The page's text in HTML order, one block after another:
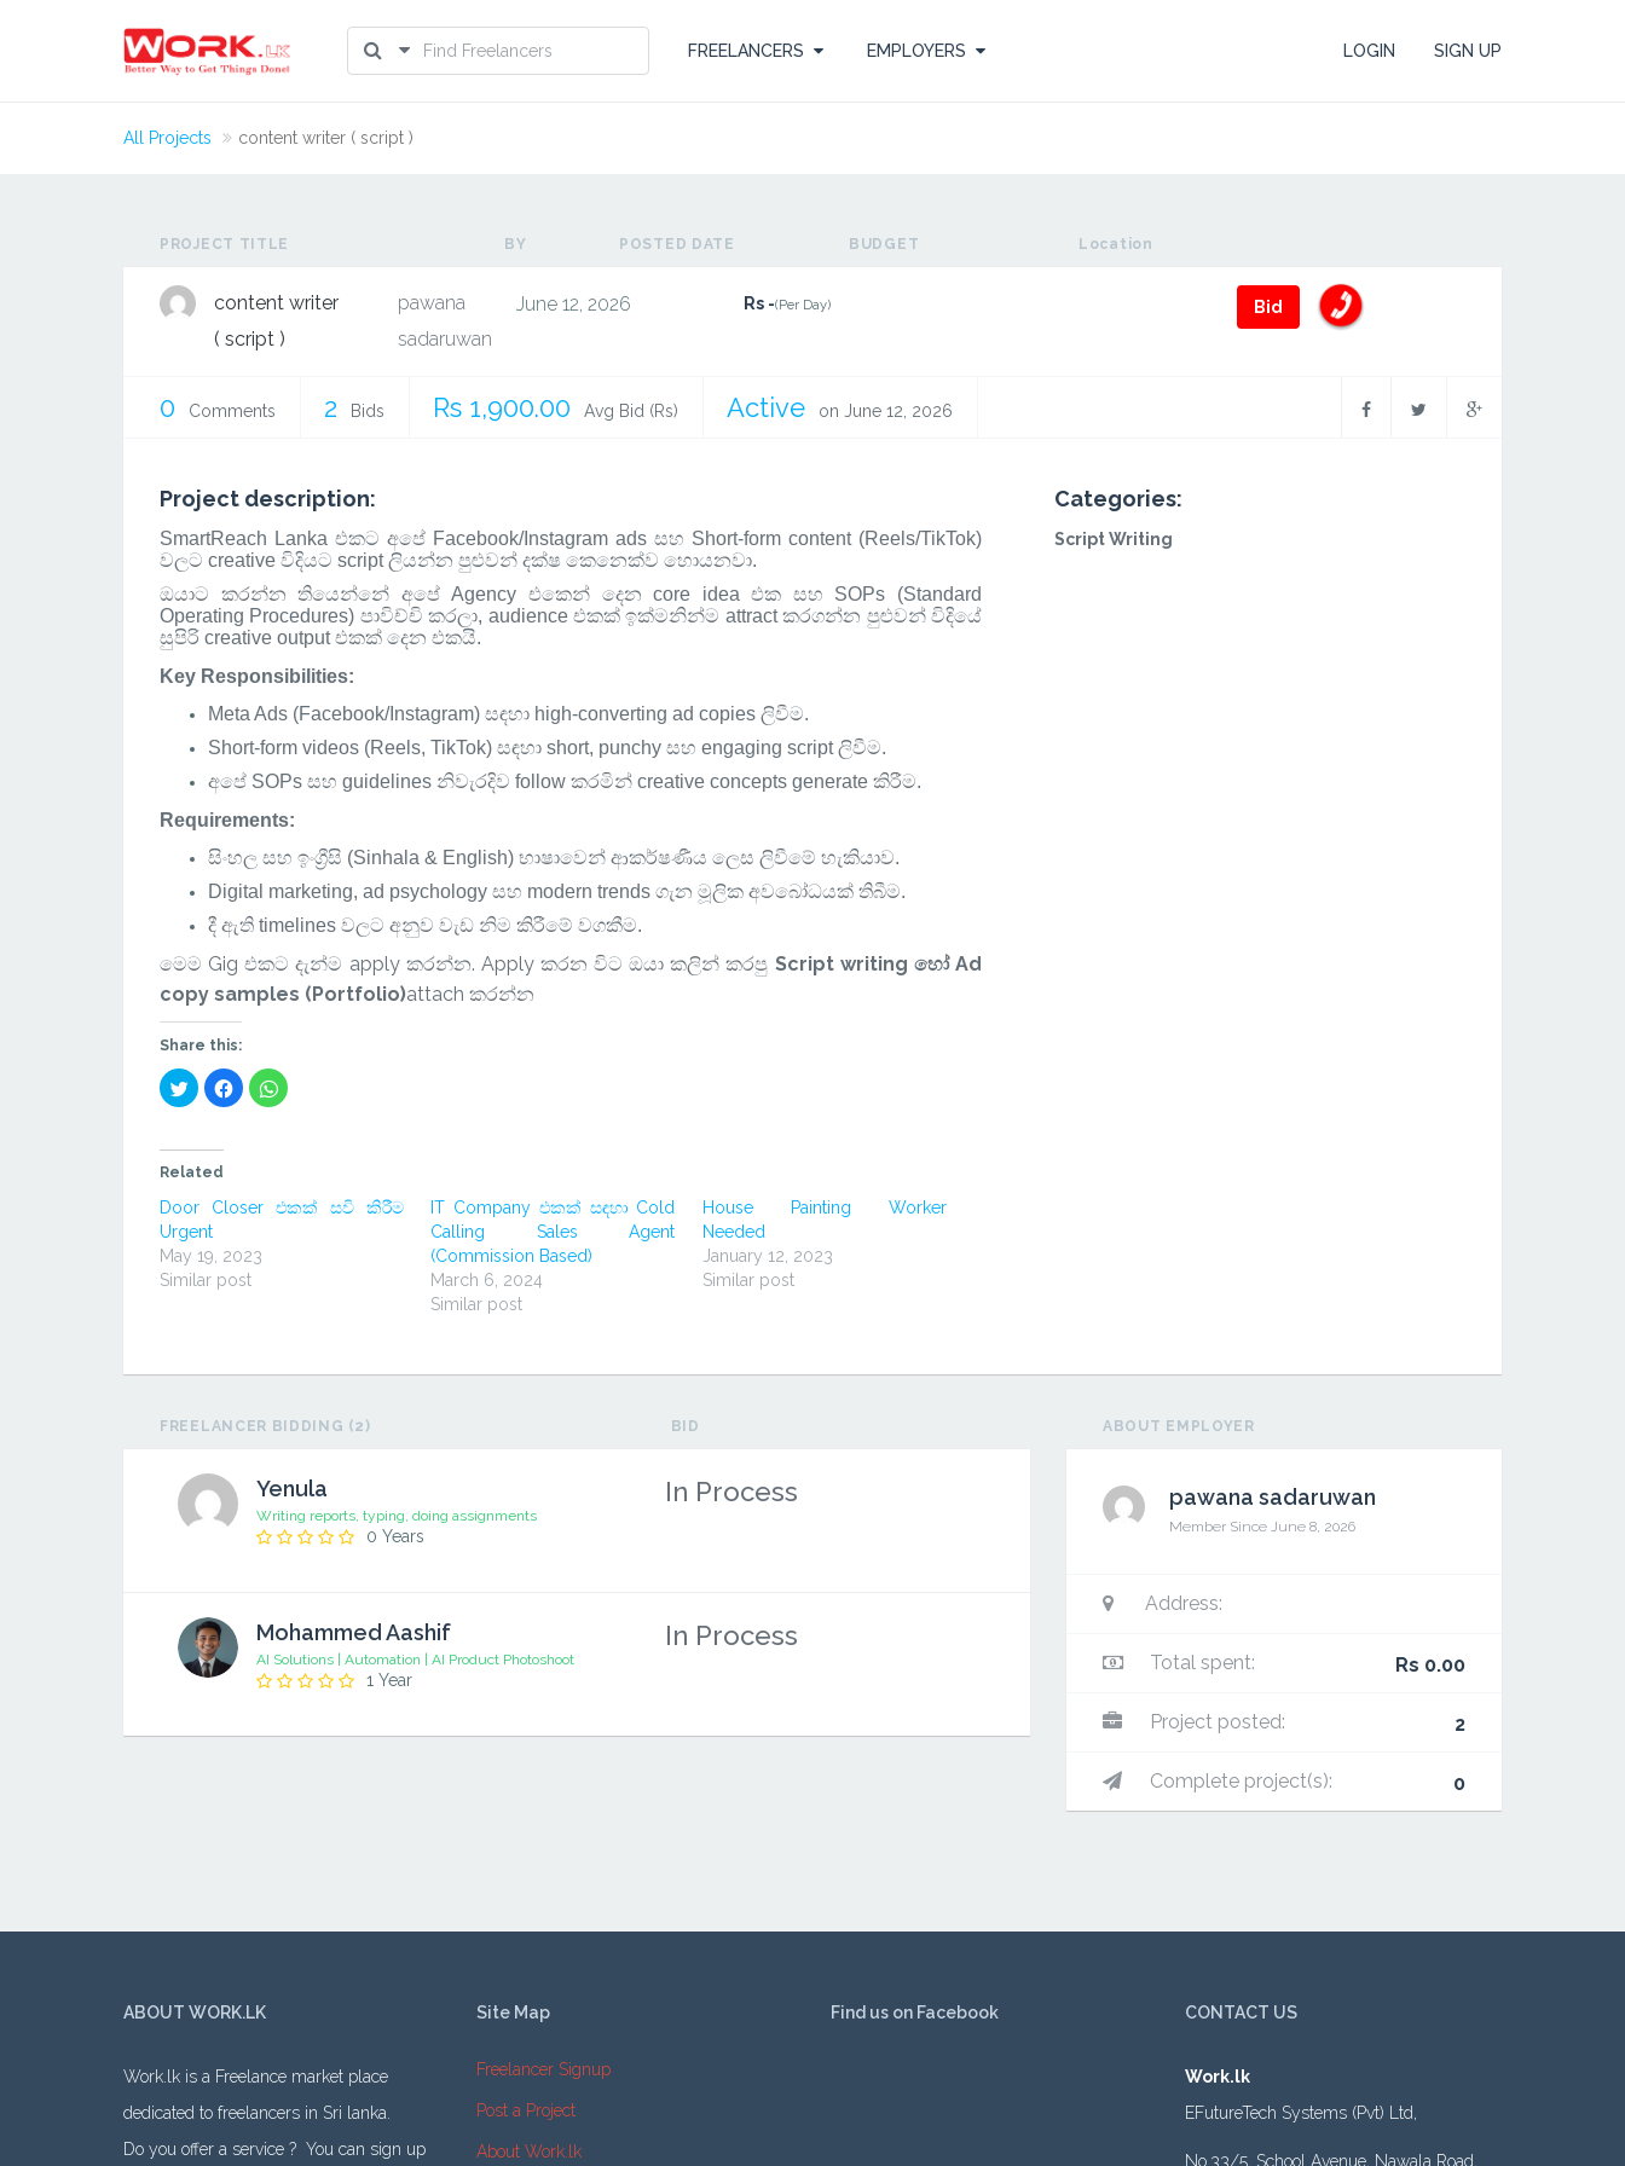
FREELANCERS EMPLOYERS LOGIN SIGN UP
All Projects content writer ( script )
PROJECT TITLE BY POSTED DATE BUDGET Location
content writer
( script )
pawana
sadaruwan
June 12, 2026 Rs -(Per Day) Bid
0 Comments 2 Bids Rs 1,900.00 Avg Bid (Rs) Active on June 12, 2026
Project description:
SmartReach Lanka එකට අපේ Facebook/Instagram ads සහ Short-form content (Reels/TikTok)
වලට creative විදියට script ලියන්න පුළුවන් දක්ෂ කෙනෙක්ව හොයනවා.
ඔයාට කරන්න තියෙන්නේ අපේ Agency එකෙන් දෙන core idea එක සහ SOPs (Standard
Operating Procedures) පාවිච්චි කරලා, audience එකක් ඉක්මනින්ම attract කරගන්න පුළුවන් විදියේ
සුපිරි creative output එකක් දෙන එකයි.
Key Responsibilities:
Meta Ads (Facebook/Instagram) සඳහා high-converting ad copies ලිවීම.
Short-form videos (Reels, TikTok) සඳහා short, punchy සහ engaging script ලිවීම.
අපේ SOPs සහ guidelines නිවැරදිව follow කරමින් creative concepts generate කිරීම.
Requirements:
සිංහල සහ ඉංග්‍රීසි (Sinhala & English) භාෂාවෙන් ආකර්ෂණීය ලෙස ලිවීමේ හැකියාව.
Digital marketing, ad psychology සහ modern trends ගැන මූලික අවබෝධයක් තිබීම.
දී ඇති timelines වලට අනුව වැඩ නිම කිරීමේ වගකීම.
මෙම Gig එකට දැන්ම apply කරන්න. Apply කරන විට ඔයා කලින් කරපු Script writing හෝ Ad
copy samples (Portfolio)attach කරන්න
Share this:
Click
to
share
(Opens
in
window)
Click
to
share
window)
Click
to
window)
Related
Door Closer එකක් සවි කිරීම
Urgent
May 19, 2023
Similar post
IT Company එකක් සඳහා Cold
Calling Sales Agent
(Commission Based)
March 6, 2024
Similar post
House Painting Worker
Needed
January 12, 2023
Similar post
Categories:
Script Writing
FREELANCER BIDDING (2) BID
Yenula
Writing reports, typing, doing assignments
0 Years
In Process
Mohammed Aashif
AI Solutions | Automation | AI Product Photoshoot
1 Year
In Process
ABOUT EMPLOYER
pawana sadaruwan
Member Since June 8, 2026
Address:
Total spent: Rs 0.00
Project posted: 2
Complete project(s): 0
ABOUT WORK.LK
Work.lk is a Freelance market place
dedicated to freelancers in Sri lanka.
Do you offer a service ? You can sign up
Site Map
Freelancer Signup
Post a Project
About Work.lk
Find us on Facebook CONTACT US
Work.lk
EFutureTech Systems (Pvt) Ltd,
No.33/5, School Avenue, Nawala Road,